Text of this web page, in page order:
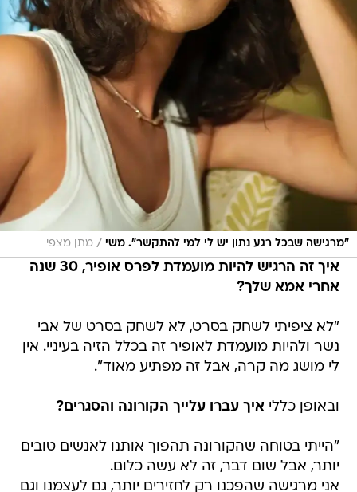
"מרגישה שבכל רגע נתון יש לי למי להתקשר". משי / מתן מצפי
איך זה הרגיש להיות מועמדת לפרס אופיר, 30 שנה
אחרי אמא שלך?
"לא ציפיתי לשחק בסרט, לא לשחק בסרט של אבי
נשר ולהיות מועמדת לאופיר זה בכלל הזיה בעיניי. אין
לי מושג מה קרה, אבל זה מפתיע מאוד".
ובאופן כללי איך עברו עלייך הקורונה והסגרים?
"הייתי בטוחה שהקורונה תהפוך אותנו לאנשים טובים
יותר, אבל שום דבר, זה לא עשה כלום.
אני מרגישה שהפכנו רק לחזירים יותר, גם לעצמנו וגם